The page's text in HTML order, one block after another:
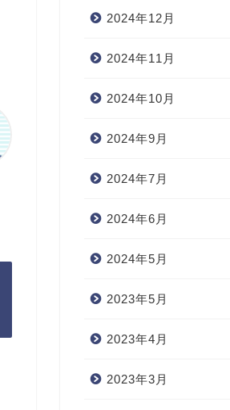
2024年12月
2024年11月
2024年10月
2024年9月
2024年7月
2024年6月
2024年5月
2023年5月
2023年4月
2023年3月